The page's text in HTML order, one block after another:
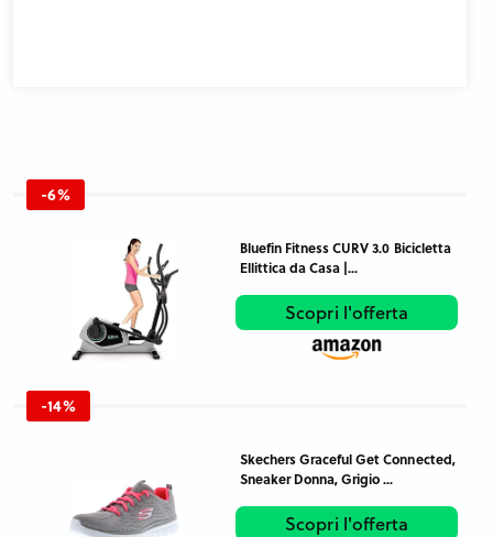
-6%
Bluefin Fitness CURV 3.0 Bicicletta
Ellittica da Casa |...
Scopri l'offerta
-14%
Skechers Graceful Get Connected,
Sneaker Donna, Grigio ...
Scopri l'offerta